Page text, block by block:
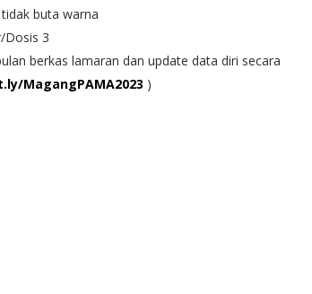
buta warna
Dosis 3
berkas lamaran dan update data diri secara
MagangPAMA2023 )